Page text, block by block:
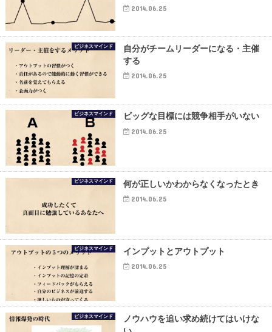
2014.06.25
ビジネスマインド
自分がチームリーダーになる・主催
する
2014.06.25
ビジネスマインド ビッグな目標には競争相手がいない
2014.06.25
ビジネスマインド 何が正しいかわからなくなったとき
2014.06.25
ビジネスマインド インプットとアウトプット
2014.06.25
ビジネスマインド
ノウハウを追い求め続けてはいけな